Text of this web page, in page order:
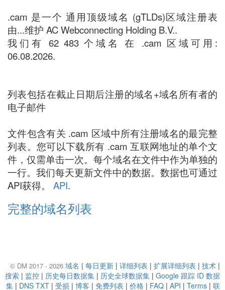
.cam 是一个 通用顶级域名 (gTLDs)区域注册表
由...维护 AC Webconnecting Holding B.V..
我们有 62 483 个域名 在 .cam 区域可用:
06.08.2026.
列表包括在截止日期后注册的域名+域名所有者的
电子邮件
文件包含有关 .cam 区域中所有注册域名的最完整
列表。您可以下载所有 .cam 互联网地址的单个文
件，仅需单击一次。每个域名在文件中作为单独的
一行。我们每天更新文件中的数据。数据也可通过
API获得。 API.
完整的域名列表
© DM 2017 - 2026 域名 | 每日更新 | 详细列表 | 扩展详细列表 | 技术 |
搜索 | 监控 | 历史每日数据集 | 历史全球数据集 | Google 跟踪 ID 数据
集 | DNS TXT | 受损 | 博客 | 免费列表 | 价格 | FAQ | API | Terms | 联